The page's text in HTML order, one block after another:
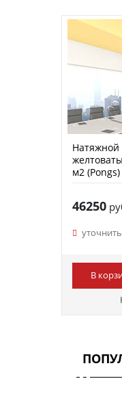
Натяжной
м2 (Pongs)
46250
В